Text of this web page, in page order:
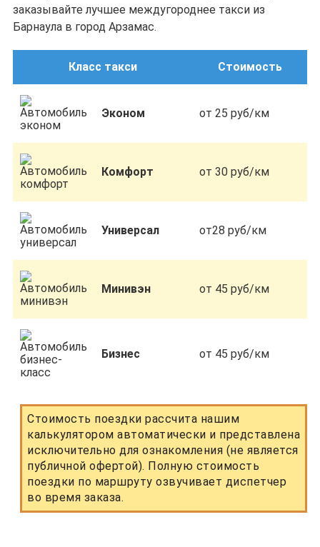
заказывайте лучшее междугороднее такси из
Барнаула в город Арзамас.
Класс такси Стоимость
Эконом от 25 руб/км
Комфорт от 30 руб/км
Универсал от28 руб/км
Минивэн от 45 руб/км
Бизнес от 45 руб/км
Стоимость поездки рассчита нашим
калькулятором автоматически и представлена
исключительно для ознакомления (не является
публичной офертой). Полную стоимость
поездки по маршруту озвучивает диспетчер
во время заказа.